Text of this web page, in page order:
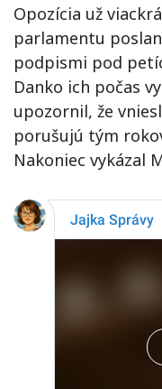
Opozícia už
parlamentu
podpismi pod
Danko ich počas
upozornil, že
porušujú tým
Nakoniec vykázal